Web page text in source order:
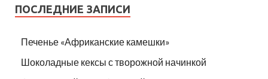
ПОСЛЕДНИЕ ЗАПИСИ
Печенье «Африканские камешки»
Шоколадные кексы с творожной начинкой